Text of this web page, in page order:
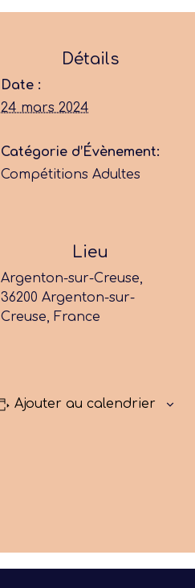
Détails
Date :
24 mars 2024
Catégorie d’Évènement:
Compétitions Adultes
Lieu
Argenton-sur-Creuse,
36200 Argenton-sur-
Creuse, France
Ajouter au calendrier